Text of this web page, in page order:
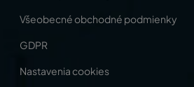
Všeobecné obchodné podmienky
GDPR
Nastavenia cookies